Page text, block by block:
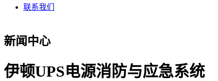
联系我们
新闻中心
伊顿UPS电源消防与应急系统‌